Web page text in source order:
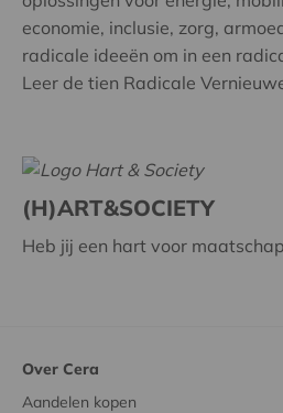
economie, inclusie, zorg,
radicale ideeën om in een
Leer de tien Radicale
(H)ART&SOCIETY
Heb jij een hart voor
Over Cera
Aandelen kopen